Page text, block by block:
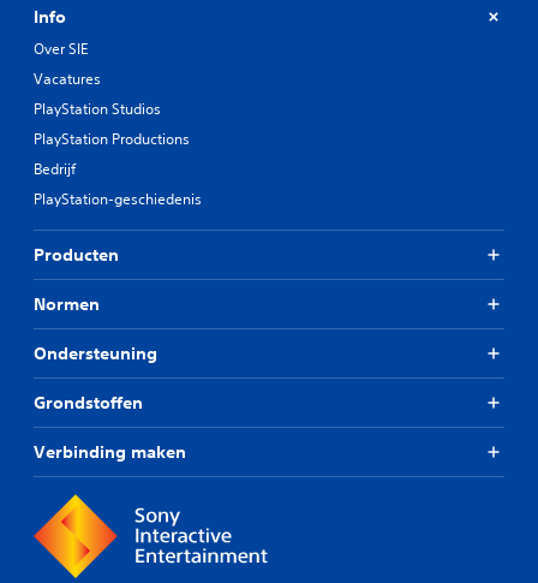
Info
Over SIE
Vacatures
PlayStation Studios
PlayStation Productions
Bedrijf
PlayStation-geschiedenis
Producten
Normen
Ondersteuning
Grondstoffen
Verbinding maken